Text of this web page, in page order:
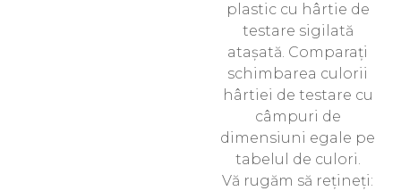
plastic cu hârtie de
testare sigilată
atașată. Comparați
schimbarea culorii
hârtiei de testare cu
câmpuri de
dimensiuni egale pe
tabelul de culori.
Vă rugăm să rețineți: